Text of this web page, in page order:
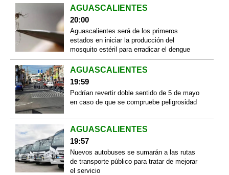
AGUASCALIENTES
20:00
Aguascalientes será de los primeros
estados en iniciar la producción del
mosquito estéril para erradicar el dengue
AGUASCALIENTES
19:59
Podrían revertir doble sentido de 5 de mayo
en caso de que se compruebe peligrosidad
AGUASCALIENTES
19:57
Nuevos autobuses se sumarán a las rutas
de transporte público para tratar de mejorar
el servicio